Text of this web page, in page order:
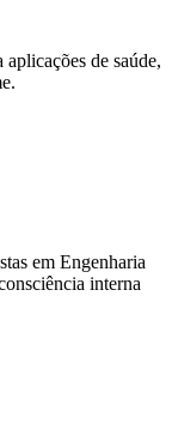
de saúde,
em Engenharia
interna